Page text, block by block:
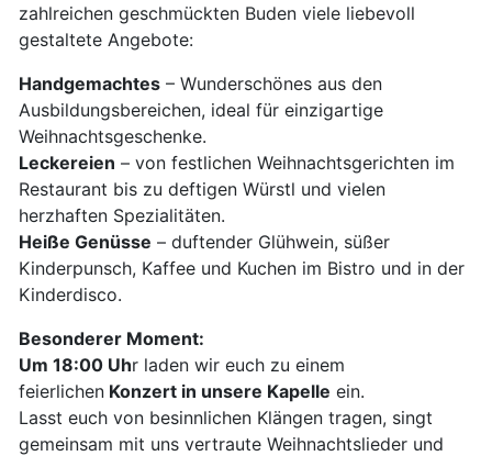
zahlreichen geschmückten Buden viele liebevoll
gestaltete Angebote:
Handgemachtes – Wunderschönes aus den
Ausbildungsbereichen, ideal für einzigartige
Weihnachtsgeschenke.
Leckereien – von festlichen Weihnachtsgerichten im
Restaurant bis zu deftigen Würstl und vielen
herzhaften Spezialitäten.
Heiße Genüsse – duftender Glühwein, süßer
Kinderpunsch, Kaffee und Kuchen im Bistro und in der
Kinderdisco.
Besonderer Moment:
Um 18:00 Uhr laden wir euch zu einem
feierlichen Konzert in unsere Kapelle ein.
Lasst euch von besinnlichen Klängen tragen, singt
gemeinsam mit uns vertraute Weihnachtslieder und